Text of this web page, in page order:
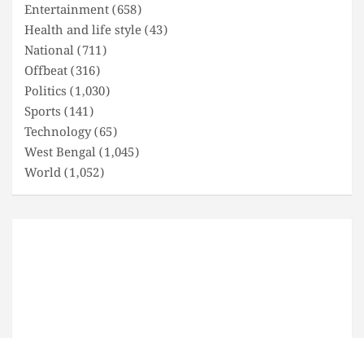
Entertainment(658)
Health and life style(43)
National(711)
Offbeat(316)
Politics (1,030)
Sports (141)
Technology(65)
West Bengal(1,045)
World(1,052)